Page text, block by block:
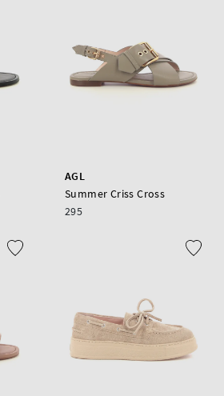
AGL
Summer Criss Cross
295